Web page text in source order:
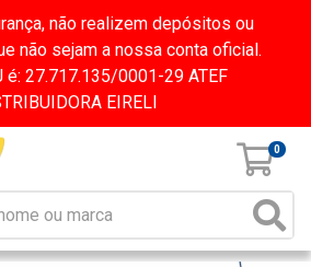
não realizem depósitos ou
não sejam a nossa conta oficial.
é: 27.717.135/0001-29 ATEF
EIRELI
0